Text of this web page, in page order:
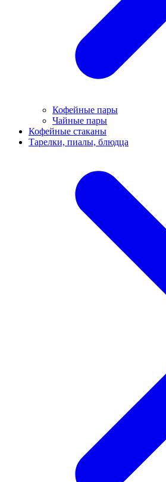
Кофейные пары
Чайные пары
Кофейные стаканы
Тарелки, пиалы, блюдца